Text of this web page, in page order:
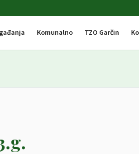
Komunalno TZO Garčin